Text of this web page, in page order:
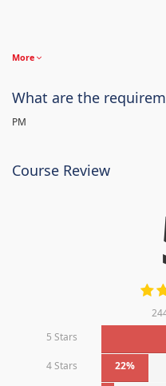
More
What are the
PM
Course Review
5 Stars
4 Stars 22%